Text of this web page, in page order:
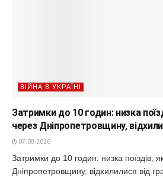
ВІЙНА В УКРАЇНІ
Затримки до 10 годин: низка
через Дніпропетровщину,
07.08.2026
Затримки до 10 годин: низка поїздів,
Дніпропетровщину, відхилилися від